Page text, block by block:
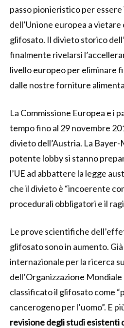
passo pionieristico per essere
dell’Unione europea a
glifosato. Il divieto storico
finalmente rivelarsi
livello europeo per eliminare
dalle nostre forniture
La Commissione Europea e i
tempo fino al 29 novembre
divieto dell’Austria. La Bayer-
potente lobby si stanno
l’UE ad abbattere la legge
che il divieto è “incoerente
procedurali obbligatori e il
Le prove scientifiche
glifosato sono in aumento. Già
internazionale per la ricerca
dell’Organizzazione Mondiale
classificato il glifosato come
cancerogeno per l’uomo”. E
revisione degli studi esistenti